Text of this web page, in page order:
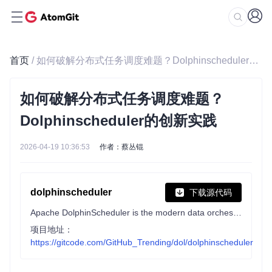
首页 / 如何破解分布式任务调度难题？Dolphinscheduler的创新实践
如何破解分布式任务调度难题？
Dolphinscheduler的创新实践
2026-04-19 10:36:53 作者：蔡丛锟
dolphinscheduler 下载源代码
项目地址：
https://gitcode.com/GitHub_Trending/dol/dolphinscheduler